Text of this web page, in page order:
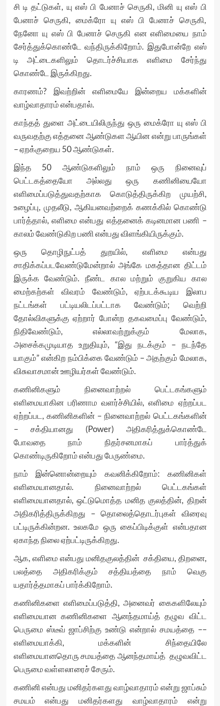
சி டி தட்டுகள், யு எஸ் பி பேனாச் செருகி, மினி யு எஸ் பி
பேனாச் செருகி, மைக்ரோ யு எஸ் பி பேனாச் செருகி,
நேனோ யு எஸ் பி பேனாச் செருகி என எளிமையை நாம்
சேர்த்துக்கொண்டே வந்திருக்கிறோம். இதுபோன்றே எஸ்
டி அட்டைகளிலும் தொடர்ச்சியாக எளிமை சேர்ந்து
கொண்டே இருக்கிறது.
காரணம்? இவற்றின் எளிமையே இன்றைய மக்களின்
வாழ்வாதாரம் என்பதால்.
காந்தத் துளை அட்டையிலிருந்து ஒரு மைக்ரோ யு எஸ் பி
வருவதற்கு எத்தனை ஆண்டுகள ஆயின என்று பாருங்கள்
– ஏறக்குறைய 50 ஆண்டுகள்.
இந்த 50 ஆண்டுகளிலும் நாம் ஒரு நினைவுப்
பெட்டகத்தையோ அல்லது ஒரு கணினியையோ
எளிமைப்படுத்துவதற்காக கொடுத்திருக்கிற முயற்சி,
உழைப்பு, முதலீடு, ஆகியனவற்றைக் கணக்கில் கொண்டு
பார்த்தால், எளிமை என்பது எத்தனைக் கடினமான பணி –
காலம் வேண்டுகிற பணி என்பது விளங்கியிருக்கும்.
ஒரு தொழிநுட்பத் துறயில், எளிமை என்பது
சாதிக்கப்படவேண்டுமேன்றால் அங்கே மகத்தான திட்டம்
இருக்க வேண்டும். நீண்ட கால மற்றும் குறுகிய கால
மைற்கற்கள் விவரம் வேண்டும், ஏற்படக்கூடிய இலாப
நட்டங்கள் பட்டியலிடப்பட்டாக வேண்டும்; வெற்றி
தோல்விகளுக்கு ஏற்றார் போன்ற தகவமைப்பு வேண்டும்,
நிதிவேண்டும், எல்லாவற்றுக்கும் மேலாக,
அசைக்கமுடியாத உறுதியும், “இது நடக்கும் – நடந்தே
யாகும்” என்கிற நம்பிக்கை வேண்டும் – அதற்கும் மேலாக,
விசுவாசமான் ஊழியர்கள் வேண்டும்.
கணினிகளும் நினைவாற்றல் பெட்டகங்களும்
எளிமையாகின பரிணாம வளர்ச்சியில், எளிமை ஏற்றப்பட
ஏற்றப்பட, கணினிகளின் – நினைவாற்றல் பெட்டகங்களின்
– சக்தியானது (Power) அதிகரித்துக்கொண்டே
போவதை நாம் நிதர்சனமாகப் பார்த்துக்
கொண்டிருகிறோம் என்பது பேருண்மை.
நாம் இன்னொன்றையும் கவனிக்கிறோம்: கணினிகள்
எளிமையானதால். நினைவாற்றல் பெட்டகங்கள்
எளிமையானதால், ஒட்டுமொத்த மனித குலத்தின், திறன்
அதிகரித்திருக்கிறது – தொலைத்தொடர்புகள் விரைவு
பட்டிருக்கின்றன. உலகமே ஒரு கைப்பிடிக்குள் என்பதான
ஏகாந்த நிலை ஏற்பட்டிருக்கிறது.
ஆக, எளிமை என்பது மனிதகுலத்தின் சக்தியை, திறனை,
பலத்தை அதிகரிக்கும் சத்தியத்தை நாம் வெகு
யதார்த்தமாகப் பார்க்கிறோம்.
கணினிகளை எளிமைப்படுத்தி, அனைவர் கைகளிலேயும்
எளிமையான கணினிகளை ஆனந்தமாய்த் தழுவ விட்ட
பெருமை ஸ்டீவ் ஜாப்சிற்கு உண்டு என்றால் சமயத்தை ––
எளிமையாக்கி, மக்களின் சிந்தையிலே
எளிமையானதொரு சமயத்தை ஆனந்தமாய்த் தழுவவிட்ட
பெருமை வள்ளலாரைச் சேரும்.
கணினி என்பது மனிதர்களது வாழ்வாதாரம் என்று ஜாப்சும்
சமயம் என்பது மனிதர்களது வாழ்வாதாரம் என்று